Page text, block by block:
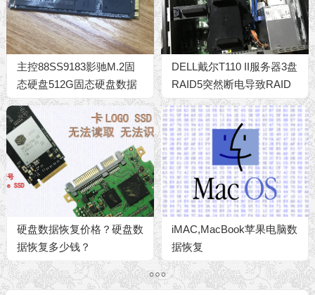
主控88SS9183影驰M.2固
态硬盘512G固态硬盘数据
恢复成功
DELL戴尔T110 II服务器3盘
RAID5突然断电导致RAID
阵列信息丢失2小时恢复完
成
硬盘数据恢复价格？硬盘数
据恢复多少钱？
iMAC,MacBook苹果电脑数
据恢复